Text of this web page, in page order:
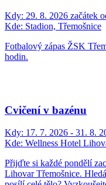
Kdy: 29. 8. 2026 začátek
Kde: Stadion, Třemošnice
Fotbalový zápas ŽSK
hodin.
Cvičení v bazénu
Kdy: 17. 7. 2026 - 31. 8.
Kde: Wellness Hotel
Přijďte si každé pondělí
Lihovar Třemošnice.